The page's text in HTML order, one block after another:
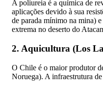
A poliureia é a química de
aplicações devido à sua
de parada mínimo na mina)
extrema no deserto do
2. Aquicultura (Los
O Chile é o maior produtor
Noruega). A infraestrutura